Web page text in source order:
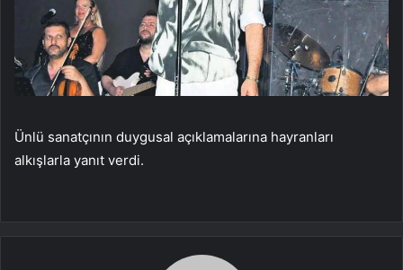
Ünlü sanatçının duygusal açıklamalarına hayranları
alkışlarla yanıt verdi.